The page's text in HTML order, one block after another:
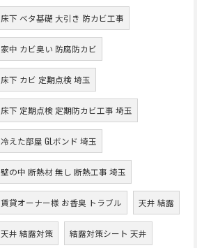
床下 ベタ基礎 大引き 防カビ工事
家中 カビ臭い 防腐防カビ
床下 カビ 定期点検 埼玉
床下 定期点検 定期防カビ工事 埼玉
冷えた部屋 GLボンド 埼玉
壁の中 断熱材 無し 断熱工事 埼玉
賃貸オーナー様 お香臭 トラブル 天井 結露
天井 結露対策 結露対策シート 天井